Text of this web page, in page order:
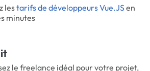
lestarifs de développeurs Vue.JS en
minutes
le freelance idéal pour votre projet,